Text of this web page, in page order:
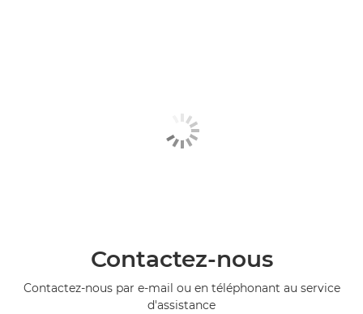
Contactez-nous
Contactez-nous par e-mail ou en téléphonant au service
d'assistance